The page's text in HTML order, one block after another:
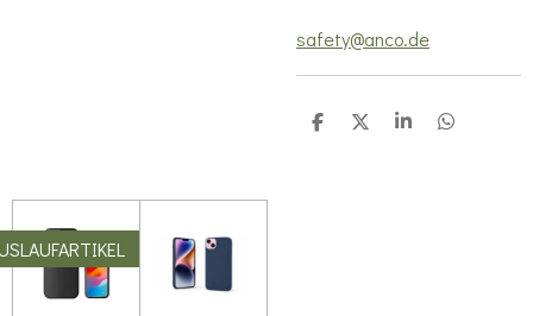
safety@anco.de
T
T
T
T